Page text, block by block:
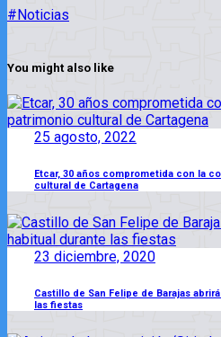
#Noticias
You might also like
25 agosto, 2022
Etcar, 30 años comprometida con la
cultural de Cartagena
23 diciembre, 2020
Castillo de San Felipe de Barajas
las fiestas